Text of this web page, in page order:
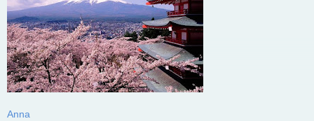
Anna